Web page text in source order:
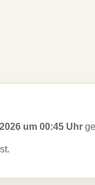
um 00:45 Uhr